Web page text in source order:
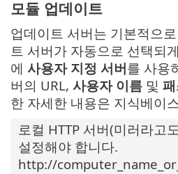
모듈 업데이트
업데이트 서버는 기본적으로
트 서버가 자동으로 선택되
에 사용자 지정 서버를 사용
버의 URL, 사용자 이름 및
한 자세한 내용은 지식베이
로컬 HTTP 서버(미러라고
설정해야 합니다.
http://